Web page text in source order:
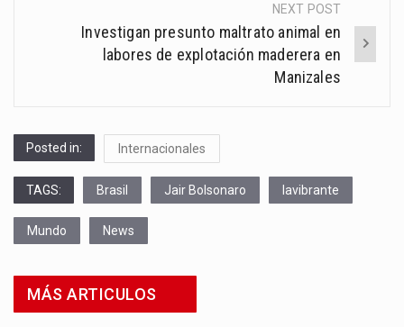
NEXT POST
Investigan presunto maltrato animal en
labores de explotación maderera en
Manizales
Posted in: Internacionales
TAGS: Brasil Jair Bolsonaro lavibrante
Mundo News
MÁS ARTICULOS